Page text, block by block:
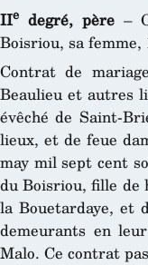
IIe degré, père–
Boisriou, sa femme,
Contrat de
Beaulieu et autres
évêché de Saint-
lieux, et de feue
may mil sept cent
du Boisriou, fille de
la Bouetardaye, et
demeurants en
Malo. Ce contrat